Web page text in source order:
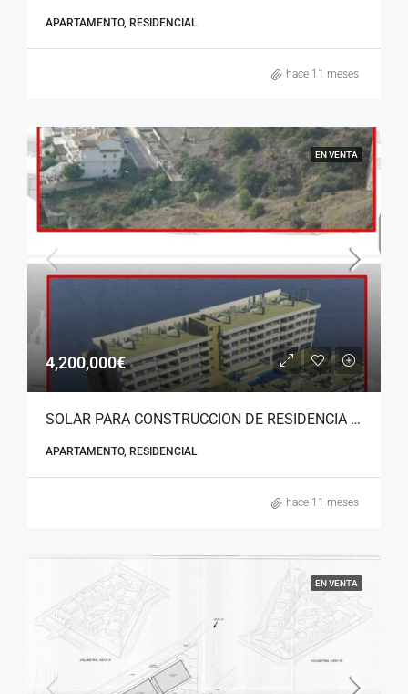
APARTAMENTO, RESIDENCIAL
hace 11 meses
EN VENTA
4,200,000€
SOLAR PARA CONSTRUCCION DE RESIDENCIA DE MAYORES O APARTAMENTOS VACACIONALES EN MARINA DEL ESTE (ALMUÑECAR)
APARTAMENTO, RESIDENCIAL
hace 11 meses
EN VENTA